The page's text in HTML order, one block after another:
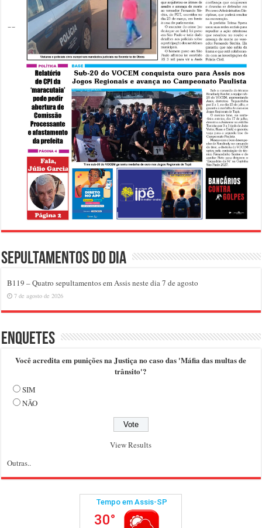
Sepultamentos do dia
B119 – Quatro sepultamentos em Assis neste dia 7 de agosto
7 de agosto de 2026
Enquetes
Você acredita em punições na Justiça no caso das 'Máfia das multas de
trânsito'?
SIM
NÃO
View Results
Outras..